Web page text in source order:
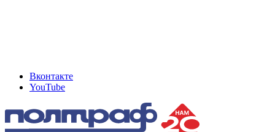
Вконтакте
YouTube